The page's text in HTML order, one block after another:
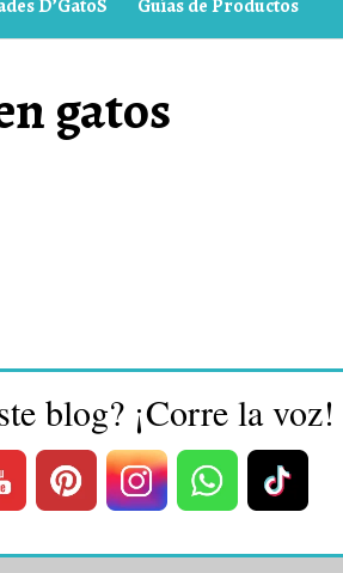
D’GatoS Guías de Productos
gatos
blog? ¡Corre la